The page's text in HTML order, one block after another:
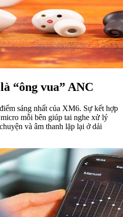
“ông vua” ANC
sáng nhất của XM6. Sự kết hợp
mỗi bên giúp tai nghe xử lý
và âm thanh lặp lại ở dải